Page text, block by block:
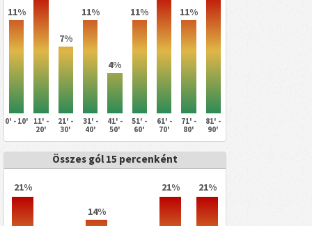
11%
7%
11%
4%
11% 11%
0' - 10'
11' -
20'
21' -
30'
31' -
40'
41' -
50'
51' -
60'
61' -
70'
71' -
80'
81' -
90'
Összes gól 15 percenként
21%
14%
21% 21%